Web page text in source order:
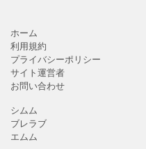
ホーム
利用規約
プライバシーポリシー
サイト運営者
お問い合わせ
シムム
ブレラブ
エムム